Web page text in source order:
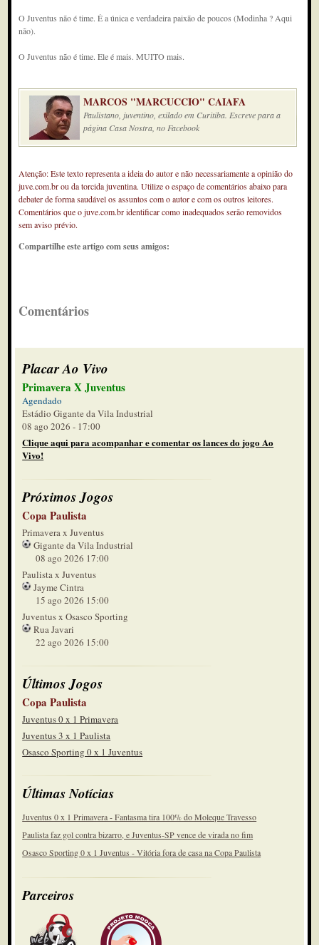
O Juventus não é time. É a única e verdadeira paixão de poucos (Modinha ? Aqui
não).
O Juventus não é time. Ele é mais. MUITO mais.
MARCOS "MARCUCCIO" CAIAFA
Paulistano, juventino, exilado em Curitiba. Escreve para a
página Casa Nostra, no Facebook
Atenção: Este texto representa a ideia do autor e não necessariamente a opinião do
juve.com.br ou da torcida juventina. Utilize o espaço de comentários abaixo para
debater de forma saudável os assuntos com o autor e com os outros leitores.
Comentários que o juve.com.br identificar como inadequados serão removidos
sem aviso prévio.
Compartilhe este artigo com seus amigos:
Comentários
Placar Ao Vivo
Primavera X Juventus
Agendado
Estádio Gigante da Vila Industrial
08 ago 2026 - 17:00
Clique aqui para acompanhar e comentar os lances do jogo Ao
Vivo!
Próximos Jogos
Copa Paulista
Primavera x Juventus
Gigante da Vila Industrial
08 ago 2026 17:00
Paulista x Juventus
Jayme Cintra
15 ago 2026 15:00
Juventus x Osasco Sporting
Rua Javari
22 ago 2026 15:00
Últimos Jogos
Copa Paulista
Juventus 0 x 1 Primavera
Juventus 3 x 1 Paulista
Osasco Sporting 0 x 1 Juventus
Últimas Notícias
Juventus 0 x 1 Primavera - Fantasma tira 100% do Moleque Travesso
Paulista faz gol contra bizarro, e Juventus-SP vence de virada no fim
Osasco Sporting 0 x 1 Juventus - Vitória fora de casa na Copa Paulista
Parceiros